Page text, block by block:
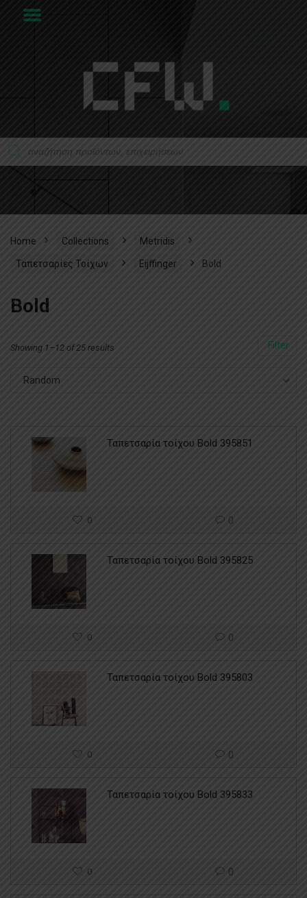
Home Collections Metridis
Ταπετσαρίες Τοίχων Eijffinger Bold
Bold
Filter
Showing 1–12 of 25 results
Random
Ταπετσαρία τοίχου Bold 395851
0 0
Ταπετσαρία τοίχου Bold 395825
0 0
Ταπετσαρία τοίχου Bold 395803
0 0
Ταπετσαρία τοίχου Bold 395833
0 0